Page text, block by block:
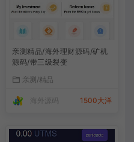
亲测精品/海外理财源码/矿机
源码/带三级裂变
亲测/精品
海外源码 1500大洋